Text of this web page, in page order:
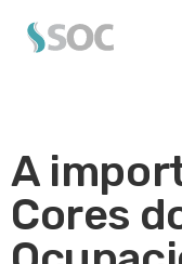
A
Cores